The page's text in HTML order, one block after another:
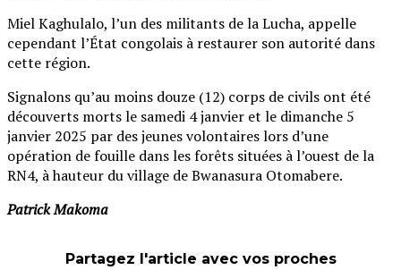
Miel Kaghulalo, l’un des militants de la Lucha, appelle
cependant l’État congolais à restaurer son autorité dans
cette région.
Signalons qu’au moins douze (12) corps de civils ont été
découverts morts le samedi 4 janvier et le dimanche 5
janvier 2025 par des jeunes volontaires lors d’une
opération de fouille dans les forêts situées à l’ouest de la
RN4, à hauteur du village de Bwanasura Otomabere.
Patrick Makoma
Partagez l'article avec vos proches